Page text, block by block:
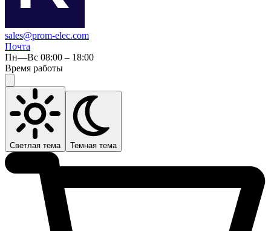
sales@prom-elec.com
Почта
Пн—Вс 08:00 – 18:00
Время работы
Светлая тема Темная тема